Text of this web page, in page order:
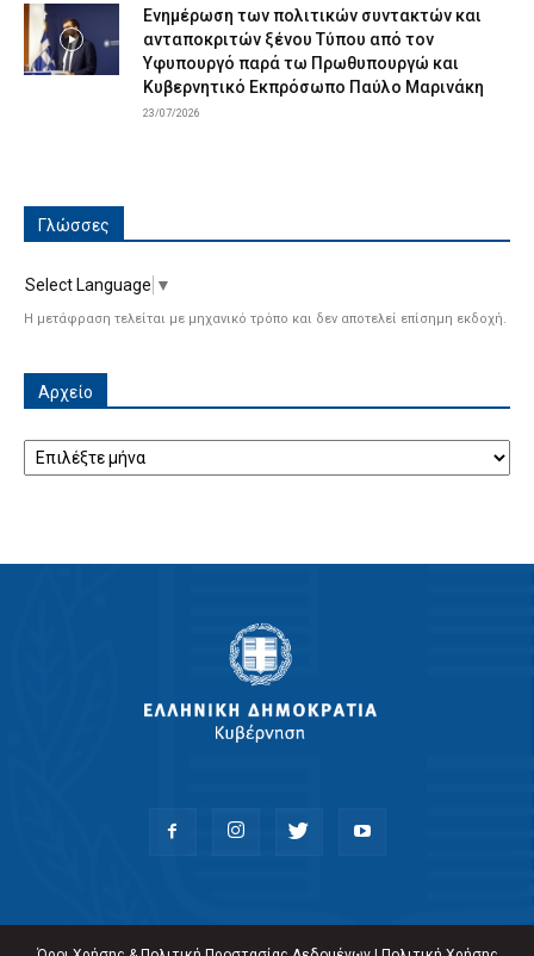
Ενημέρωση των πολιτικών συντακτών και
ανταποκριτών ξένου Τύπου από τον
Υφυπουργό παρά τω Πρωθυπουργώ και
Κυβερνητικό Εκπρόσωπο Παύλο Μαρινάκη
23/07/2026
Γλώσσες
Select Language ▼
Η μετάφραση τελείται με μηχανικό τρόπο και δεν αποτελεί επίσημη εκδοχή.
Αρχείο
Αρχείο